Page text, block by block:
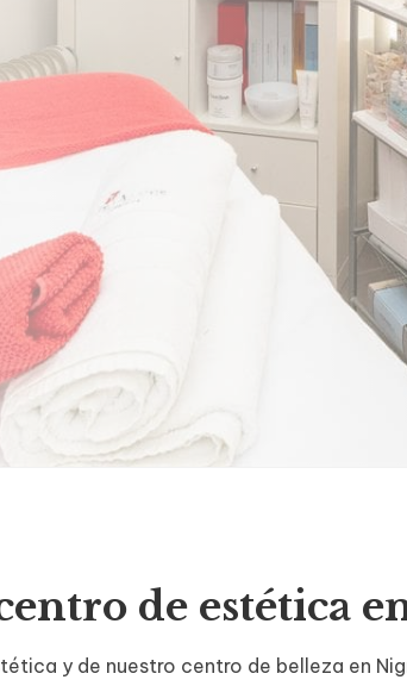
de estética
y de nuestro centro de belleza en